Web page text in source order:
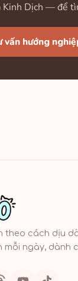
Kinh Dịch — để
vấn hướng
theo cách dịu
mỗi ngày, dành